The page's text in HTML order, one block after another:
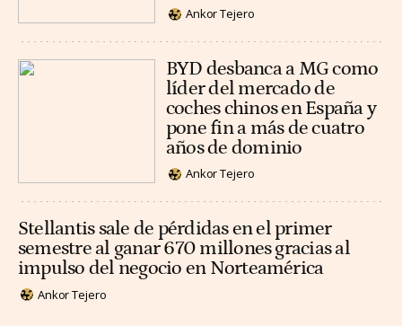
Ankor Tejero
BYD desbanca a MG como
líder del mercado de
coches chinos en España y
pone fin a más de cuatro
años de dominio
Ankor Tejero
Stellantis sale de pérdidas en el primer
semestre al ganar 670 millones gracias al
impulso del negocio en Norteamérica
Ankor Tejero